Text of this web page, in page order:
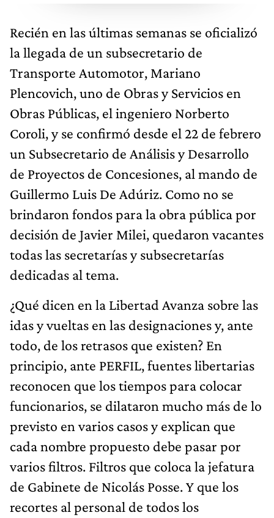
Recién en las últimas semanas se oficializó
la llegada de un subsecretario de
Transporte Automotor, Mariano
Plencovich, uno de Obras y Servicios en
Obras Públicas, el ingeniero Norberto
Coroli, y se confirmó desde el 22 de febrero
un Subsecretario de Análisis y Desarrollo
de Proyectos de Concesiones, al mando de
Guillermo Luis De Adúriz. Como no se
brindaron fondos para la obra pública por
decisión de Javier Milei, quedaron vacantes
todas las secretarías y subsecretarías
dedicadas al tema.
¿Qué dicen en la Libertad Avanza sobre las
idas y vueltas en las designaciones y, ante
todo, de los retrasos que existen? En
principio, ante PERFIL, fuentes libertarias
reconocen que los tiempos para colocar
funcionarios, se dilataron mucho más de lo
previsto en varios casos y explican que
cada nombre propuesto debe pasar por
varios filtros. Filtros que coloca la jefatura
de Gabinete de Nicolás Posse. Y que los
recortes al personal de todos los